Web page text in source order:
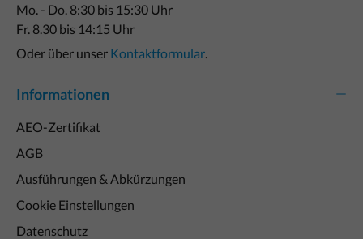
Mo. - Do. 8:30 bis 15:30 Uhr
Fr. 8.30 bis 14:15 Uhr
Oder über unser Kontaktformular
Informationen
AEO-Zertifikat
AGB
Ausführungen & Abkürzungen
Cookie Einstellungen
Datenschutz